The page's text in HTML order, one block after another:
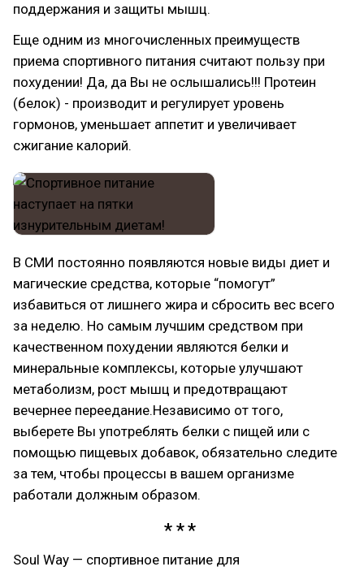
поддержания и защиты мышц.
Еще одним из многочисленных преимуществ
приема спортивного питания считают пользу при
похудении! Да, да Вы не ослышались!!! Протеин
(белок) - производит и регулирует уровень
гормонов, уменьшает аппетит и увеличивает
сжигание калорий.
В СМИ постоянно появляются новые виды диет и
магические средства, которые “помогут”
избавиться от лишнего жира и сбросить вес всего
за неделю. Но самым лучшим средством при
качественном похудении являются белки и
минеральные комплексы, которые улучшают
метаболизм, рост мышц и предотвращают
вечернее переедание.Независимо от того,
выберете Вы употреблять белки с пищей или с
помощью пищевых добавок, обязательно следите
за тем, чтобы процессы в вашем организме
работали должным образом.
Soul Way — спортивное питание для